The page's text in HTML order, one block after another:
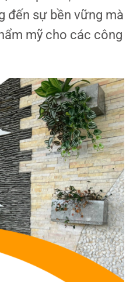
đến sự bền vững mà
mỹ cho các công